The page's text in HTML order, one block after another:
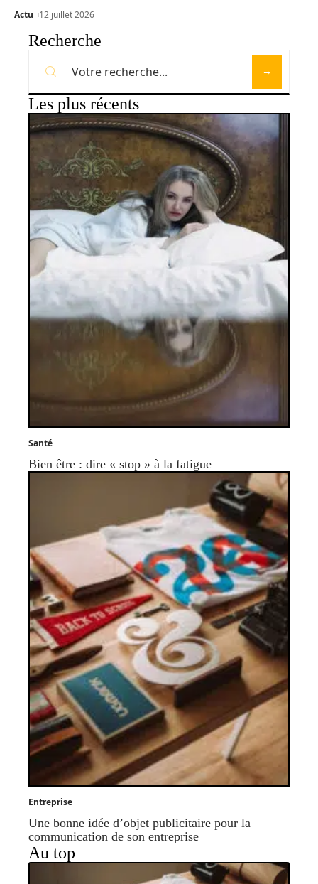
Actu 12 juillet 2026
Recherche
Les plus récents
Santé
Bien être : dire « stop » à la fatigue
Entreprise
Une bonne idée d’objet publicitaire pour la
communication de son entreprise
Au top